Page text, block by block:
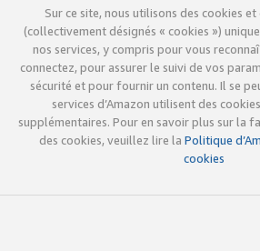
Sur ce site, nous utilisons des cookies
(collectivement désignés « cookies »)
nos services, y compris pour vous
connectez, pour assurer le suivi de vos
sécurité et pour fournir un contenu. Il se
services d’Amazon utilisent des
supplémentaires. Pour en savoir plus sur la
des cookies, veuillez lire la Politique
cookies